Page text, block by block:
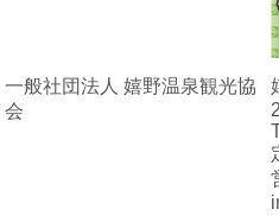
一般社団法人 嬉野温泉観光協
会